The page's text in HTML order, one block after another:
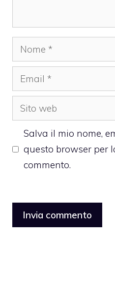
Nome
Email
Sito
web
Salva il mio nome,
questo browser per
commento.